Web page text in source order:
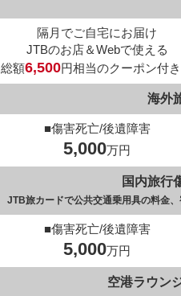
隔月でご自宅にお届け
JTBのお店＆Webで使える
総額6,500円相当のクーポン付き
海外
■傷害死亡/後遺障害
5,000万円
国内旅行
JTB旅カードで公共交通乗用具の料金、
■傷害死亡/後遺障害
5,000万円
空港ラウン